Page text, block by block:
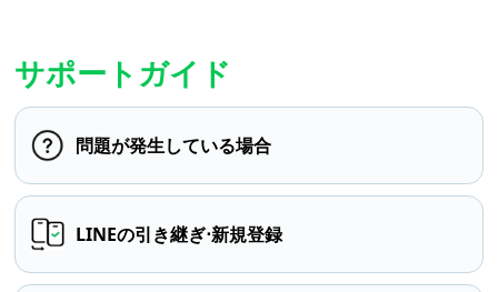
サポートガイド
問題が発生している場合
LINEの引き継ぎ⋅新規登録